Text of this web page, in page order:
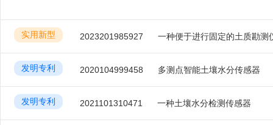
2023201985927
实用新型
2020104999458 多测点智能土壤水分传感器
发明专利
2021101310471 一种土壤水分检测传感器
发明专利